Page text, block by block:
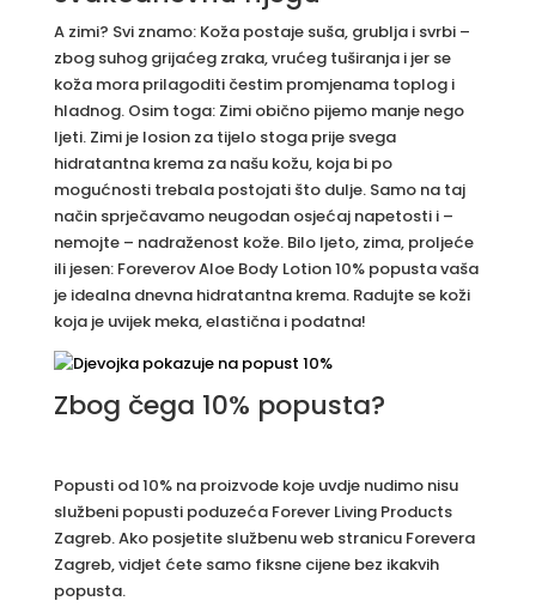
A zimi? Svi znamo: Koža postaje suša, grublja i svrbi –
zbog suhog grijaćeg zraka, vrućeg tuširanja i jer se
koža mora prilagoditi čestim promjenama toplog i
hladnog. Osim toga: Zimi obično pijemo manje nego
ljeti. Zimi je losion za tijelo stoga prije svega
hidratantna krema za našu kožu, koja bi po
mogućnosti trebala postojati što dulje. Samo na taj
način sprječavamo neugodan osjećaj napetosti i –
nemojte – nadraženost kože. Bilo ljeto, zima, proljeće
ili jesen: Foreverov Aloe Body Lotion 10% popusta vaša
je idealna dnevna hidratantna krema. Radujte se koži
koja je uvijek meka, elastična i podatna!
Zbog čega 10% popusta?
Popusti od 10% na proizvode koje uvdje nudimo nisu
službeni popusti poduzeća Forever Living Products
Zagreb. Ako posjetite službenu web stranicu Forevera
Zagreb, vidjet ćete samo fiksne cijene bez ikakvih
popusta.